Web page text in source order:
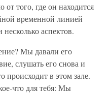
от того, где он находится
временной линией
аспектов.
Мы давали его
слушать его снова и
происходит в этом зале.
что для тебя: Мы